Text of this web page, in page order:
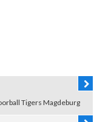
Tigers Magdeburg